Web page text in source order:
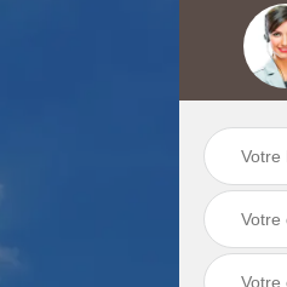
Poseur et pose de